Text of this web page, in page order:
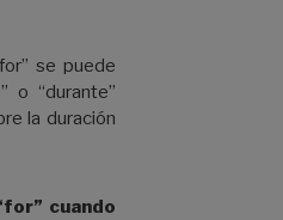
se puede
o “durante”
la duración
cuando